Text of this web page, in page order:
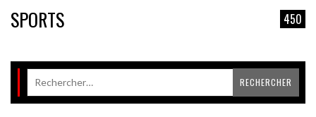
SPORTS 450